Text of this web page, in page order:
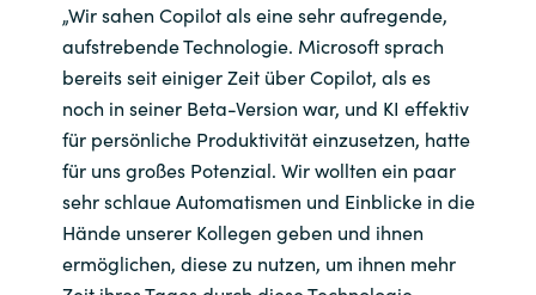
„Wir sahen Copilot als eine sehr aufregende,
aufstrebende Technologie. Microsoft sprach
bereits seit einiger Zeit über Copilot, als es
noch in seiner Beta-Version war, und KI effektiv
für persönliche Produktivität einzusetzen, hatte
für uns großes Potenzial. Wir wollten ein paar
sehr schlaue Automatismen und Einblicke in die
Hände unserer Kollegen geben und ihnen
ermöglichen, diese zu nutzen, um ihnen mehr